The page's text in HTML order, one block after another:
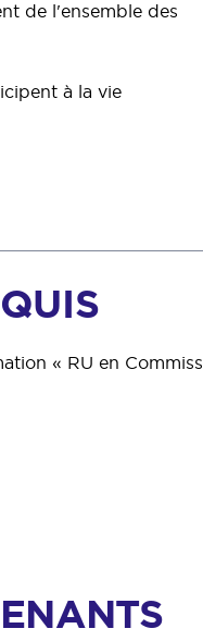
de l'ensemble des
à la vie
« RU en